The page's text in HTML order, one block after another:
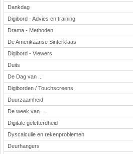
Dankdag
Digibord - Advies en training
Drama - Methoden
De Amerikaanse Sinterklaas
Digibord - Viewers
Duits
De Dag van ...
Digiborden / Touchscreens
Duurzaamheid
De week van ...
Digitale geletterdheid
Dyscalculie en rekenproblemen
Deurhangers